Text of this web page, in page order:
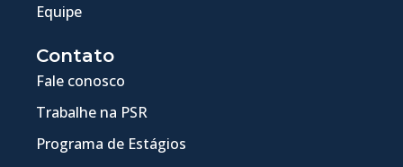
Equipe
Contato
Fale conosco
Trabalhe na PSR
Programa de Estágios